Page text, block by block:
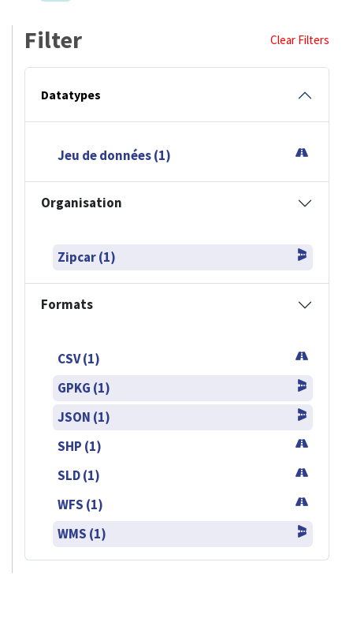
Filter Clear Filters
Datatypes
Jeu de données (1)
Organisation
Zipcar (1)
Formats
CSV (1)
GPKG (1)
JSON (1)
SHP (1)
SLD (1)
WFS (1)
WMS (1)